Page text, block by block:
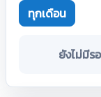
ทุกเดือน
ยังไม่มีร